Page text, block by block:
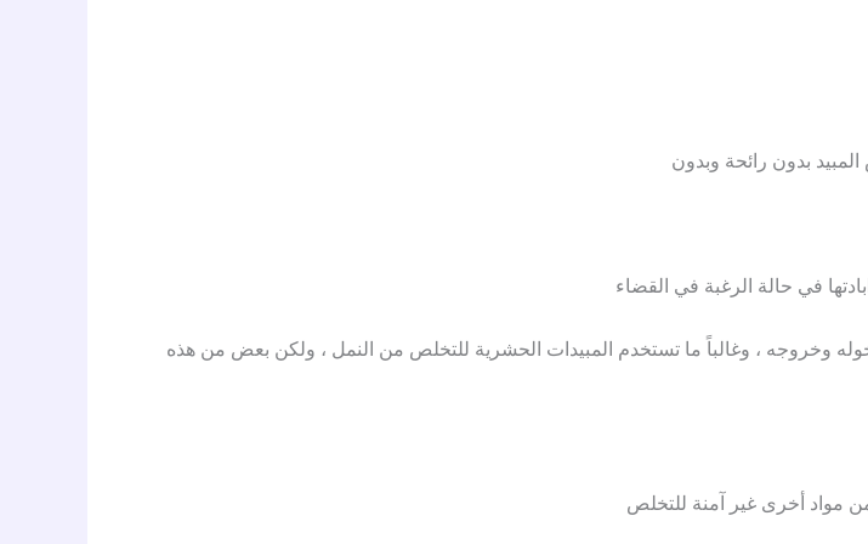
بدون رائحة وبدون
في حالة الرغبة في القضاء
وخروجه ، وغالباً ما تستخدم المبيدات الحشرية للتخلص من النمل ، ولكن بعض من هذه
مواد أخرى غير آمنة للتخلص